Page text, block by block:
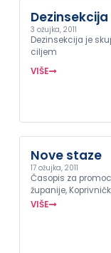
Dezinsekcija
3 ožujka, 2011
Dezinsekcija je
ciljem
VIŠE
Nove staze
17 ožujka, 2011
Časopis za
županije,
VIŠE